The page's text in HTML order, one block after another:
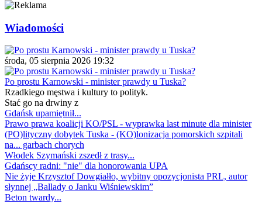
Wiadomości
środa, 05 sierpnia 2026 19:32
Po prostu Karnowski - minister prawdy u Tuska?
Rzadkiego męstwa i kultury to polityk.
Stać go na drwiny z
Gdańsk upamiętnił...
Prawo prawa koalicji KO/PSL - wyprawka last minute dla minister
(PO)lityczny dobytek Tuska - (KO)lonizacja pomorskich szpitali
na... garbach chorych
Włodek Szymański zszedł z trasy...
Gdańscy radni: "nie" dla honorowania UPA
Nie żyje Krzysztof Dowgiałło, wybitny opozycjonista PRL, autor
słynnej „Ballady o Janku Wiśniewskim”
Beton twardy...